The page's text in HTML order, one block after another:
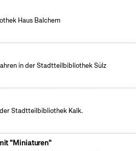
Haus Balchem
in der Stadtteilbibliothek Sülz
Stadtteilbibliothek Kalk.
"Miniaturen"